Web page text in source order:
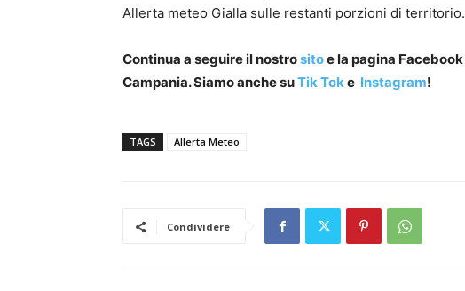
Allerta meteo Gialla sulle restanti porzioni di territorio.
Continua a seguire il nostrositoe la pagina Facebook
Campania. Siamo anche suTik Toke Instagram!
TAGS Allerta Meteo
Condividere